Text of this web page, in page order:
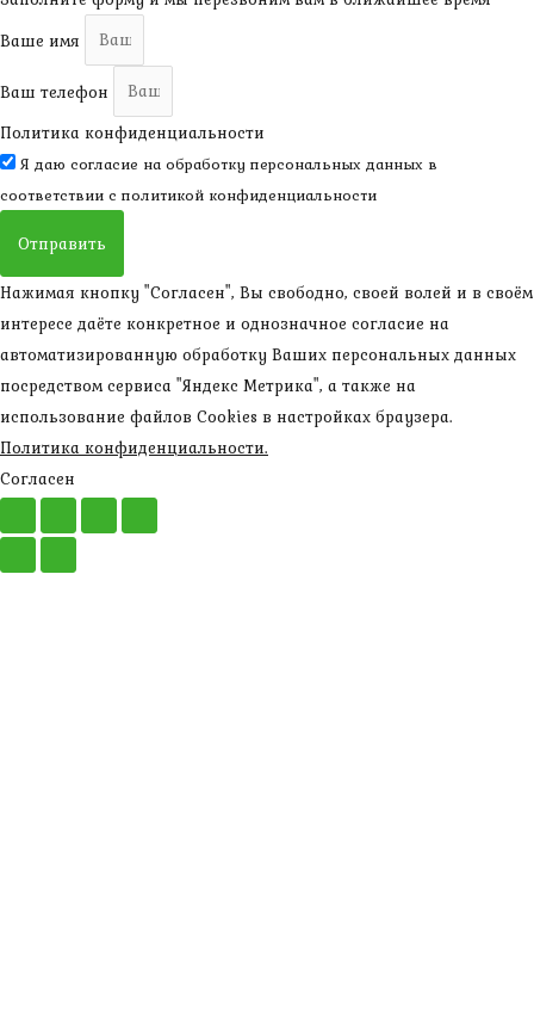
Ваше имя
Ваш телефон
Политика конфиденциальности
Я даю согласие на обработку персональных данных в
соответствии с политикой конфиденциальности
Отправить
Нажимая кнопку "Согласен", Вы свободно, своей волей и в своём
интересе даёте конкретное и однозначное согласие на
автоматизированную обработку Ваших персональных данных
посредством сервиса "Яндекс Метрика", а также на
использование файлов Cookies в настройках браузера.
Политика конфиденциальности.
Согласен